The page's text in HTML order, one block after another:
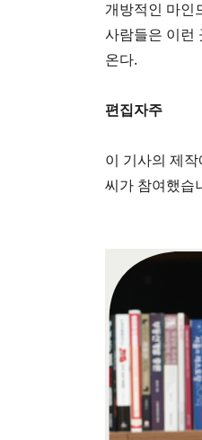
개방적인 마인
사람들은 이런
온다.
편집자주
이 기사의 제
씨가 참여했습